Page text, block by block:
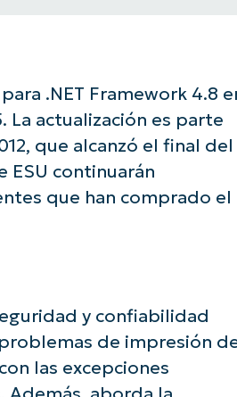
.NET Framework 4.8
La actualización es parte
que alcanzó el final del
ESU continuarán
que han comprado el
y confiabilidad
de impresión
las excepciones